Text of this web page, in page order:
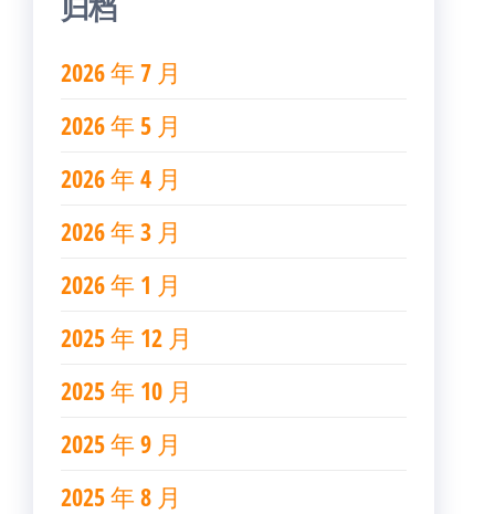
2026 年 7 月
2026 年 5 月
2026 年 4 月
2026 年 3 月
2026 年 1 月
2025 年 12 月
2025 年 10 月
2025 年 9 月
2025 年 8 月